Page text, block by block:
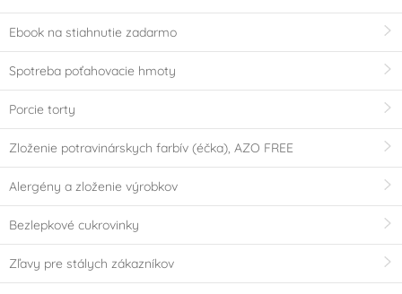
Ebook na stiahnutie zadarmo
Spotreba poťahovacie hmoty
Porcie torty
Zloženie potravinárskych farbív (éčka), AZO FREE
Alergény a zloženie výrobkov
Bezlepkové cukrovinky
Zľavy pre stálych zákazníkov